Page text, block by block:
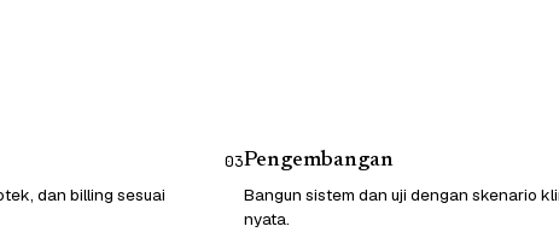
dan billing sesuai
03Pengembangan
Bangun sistem dan uji dengan skenario
nyata.